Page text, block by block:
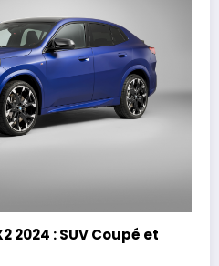
2024 : SUV Coupé et